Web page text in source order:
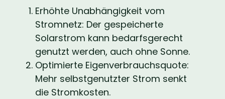
Erhöhte Unabhängigkeit vom
Stromnetz: Der gespeicherte
Solarstrom kann bedarfsgerecht
genutzt werden, auch ohne Sonne.
Optimierte Eigenverbrauchsquote:
Mehr selbstgenutzter Strom senkt
die Stromkosten.